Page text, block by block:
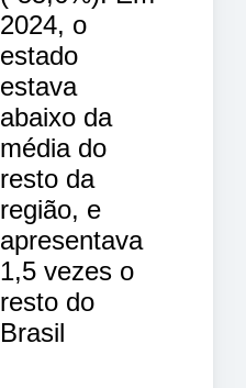
2024, o
estado
estava
abaixo da
média do
resto da
região, e
apresentava
1,5 vezes o
resto do
Brasil